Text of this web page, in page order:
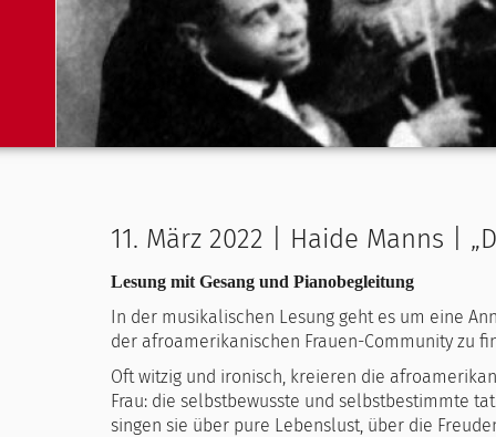
11. März 2022 | Haide Manns |
Lesung mit Gesang und Pianobegleitung
In der musikalischen Lesung geht es um eine
der afroamerikanischen Frauen-Community zu
Oft witzig und ironisch, kreieren die
Frau: die selbstbewusste und selbstbestimmte
singen sie über pure Lebenslust, über die